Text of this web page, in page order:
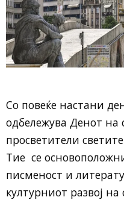
Со повеќе настани
одбележува Денот на
просветители
Тие се
писменост и
културниот развој